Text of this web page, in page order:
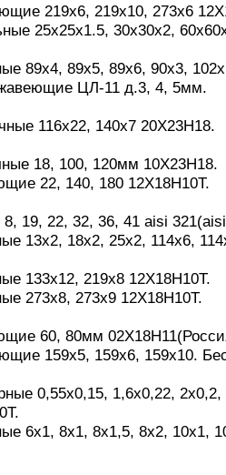
219х6, 219х10, 273х6
25х25х1.5, 30х30х2,
89х4, 89х5, 89х6, 90х3,
ЦЛ-11 д.3, 4, 5мм.
116х22, 140х7 20Х23Н18.
18, 100, 120мм 10Х23Н18.
22, 140, 180 12Х18Н10Т.
19, 22, 32, 36, 41 aisi
13х2, 18х2, 25х2, 114х6,
133х12, 219х8 12Х18Н10Т.
273х8, 273х9 12Х18Н10Т.
60, 80мм
159х5, 159х6, 159х10.
0,55х0,15, 1,6х0,22,
6х1, 8х1, 8х1,5, 8х2, 10х1,